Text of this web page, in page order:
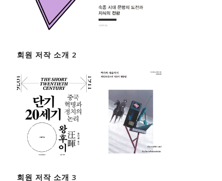
회원 저작 소개 2
회원 저작 소개 3